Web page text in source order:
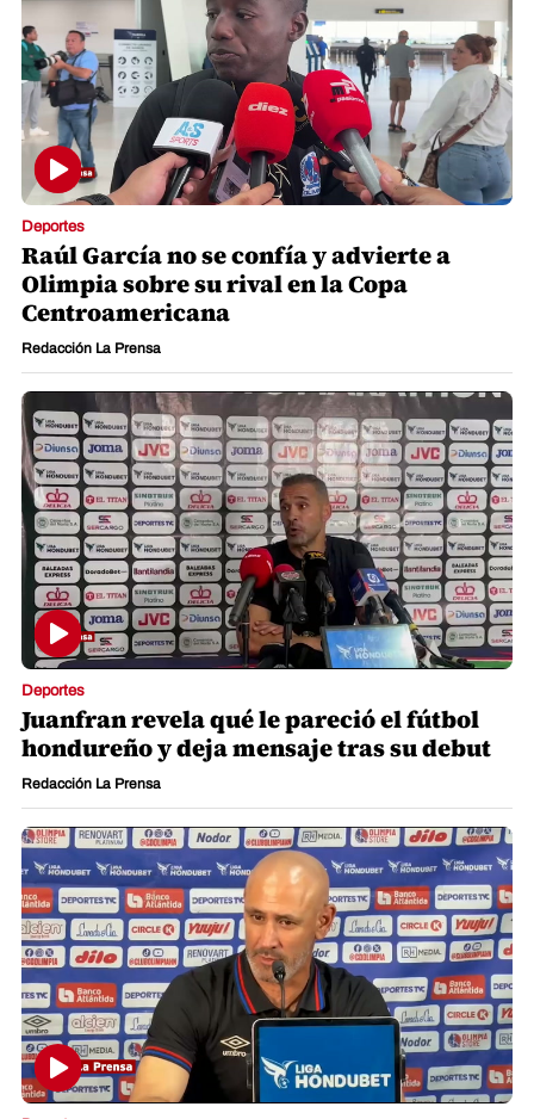
Deportes
Raúl García no se confía y advierte a
Olimpia sobre su rival en la Copa
Centroamericana
Redacción La Prensa
Deportes
Juanfran revela qué le pareció el fútbol
hondureño y deja mensaje tras su debut
Redacción La Prensa